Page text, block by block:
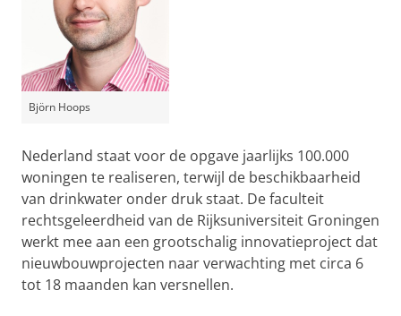
Björn Hoops
Nederland staat voor de opgave jaarlijks 100.000
woningen te realiseren, terwijl de beschikbaarheid
van drinkwater onder druk staat. De faculteit
rechtsgeleerdheid van de Rijksuniversiteit Groningen
werkt mee aan een grootschalig innovatieproject dat
nieuwbouwprojecten naar verwachting met circa 6
tot 18 maanden kan versnellen.